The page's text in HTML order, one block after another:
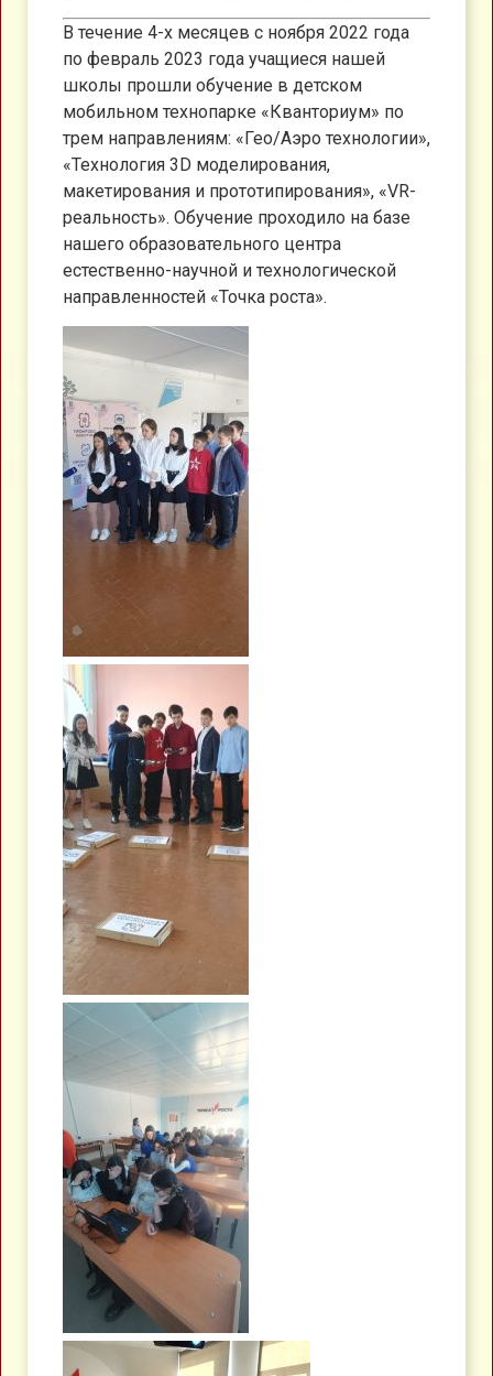
В течение 4-х месяцев с ноября 2022 года
по февраль 2023 года учащиеся нашей
школы прошли обучение в детском
мобильном технопарке «Кванториум» по
трем направлениям: «Гео/Аэро технологии»,
«Технология 3D моделирования,
макетирования и прототипирования», «VR-
реальность». Обучение проходило на базе
нашего образовательного центра
естественно-научной и технологической
направленностей «Точка роста».